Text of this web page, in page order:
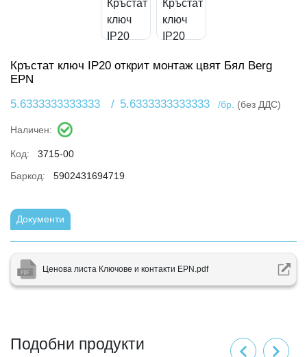
Кръстат ключ IP20 открит монтаж цвят Бял Berg
EPN
5.6333333333333
/
5.6333333333333 /бр. (без ДДС)
Наличен:
Код:
3715-00
Баркод:
5902431694719
Документи
Ценова листа Ключове и контакти EPN.pdf
Подобни продукти